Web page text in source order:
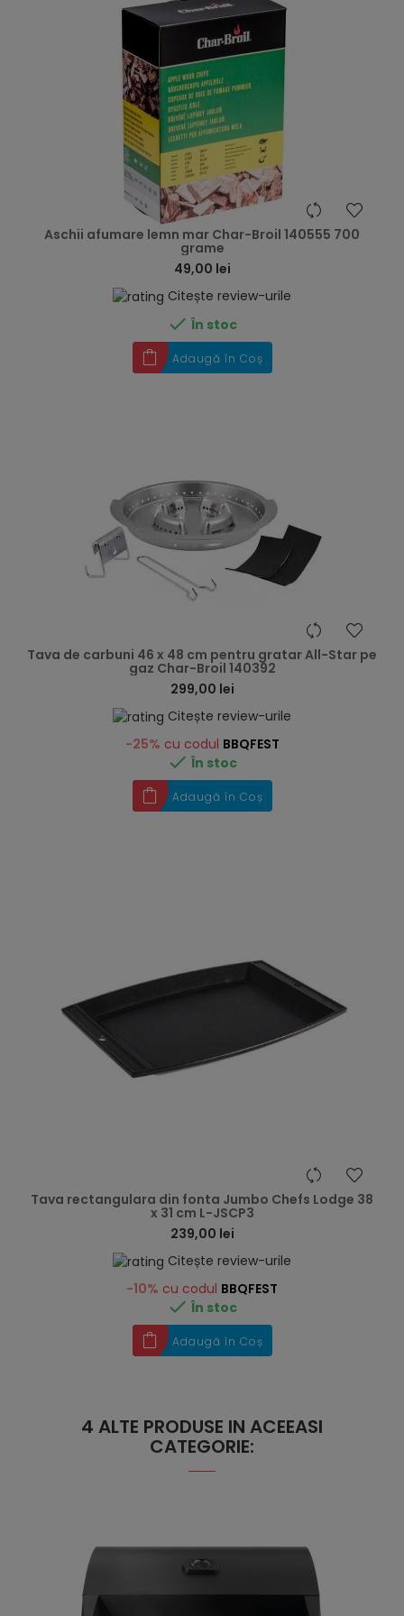
Aschii afumare lemn mar Char-Broil 140555 700
grame
49,00 lei
Citește review-urile
 În stoc
Adaugă în Coș
Tava de carbuni 46 x 48 cm pentru gratar All-Star pe
gaz Char-Broil 140392
299,00 lei
Citește review-urile
-25% cu codul BBQFEST
 În stoc
Adaugă în Coș
Tava rectangulara din fonta Jumbo Chefs Lodge 38
x 31 cm L-JSCP3
239,00 lei
Citește review-urile
-10% cu codul BBQFEST
 În stoc
Adaugă în Coș
4 ALTE PRODUSE IN ACEEASI
CATEGORIE: